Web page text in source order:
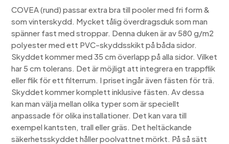
COVEA (rund) passar extra bra till pooler med fri form &
som vinterskydd. Mycket tålig överdragsduk som man
spänner fast med stroppar. Denna duken är av 580 g/m2
polyester med ett PVC-skyddsskikt på båda sidor.
Skyddet kommer med 35 cm överlapp på alla sidor. Vilket
har 5 cm tolerans. Det är möjligt att integrera en trappflik
eller flik för ett filterrum. I priset ingår även fästen för trä.
Skyddet kommer komplett inklusive fästen. Av dessa
kan man välja mellan olika typer som är speciellt
anpassade för olika installationer. Det kan vara till
exempel kantsten, trall eller gräs. Det heltäckande
säkerhetsskyddet håller poolvattnet mörkt. På så sätt